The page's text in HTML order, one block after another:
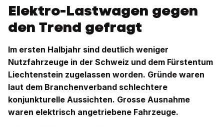
Elektro-Lastwagen gegen
den Trend gefragt
Im ersten Halbjahr sind deutlich weniger
Nutzfahrzeuge in der Schweiz und dem Fürstentum
Liechtenstein zugelassen worden. Gründe waren
laut dem Branchenverband schlechtere
konjunkturelle Aussichten. Grosse Ausnahme
waren elektrisch angetriebene Fahrzeuge.